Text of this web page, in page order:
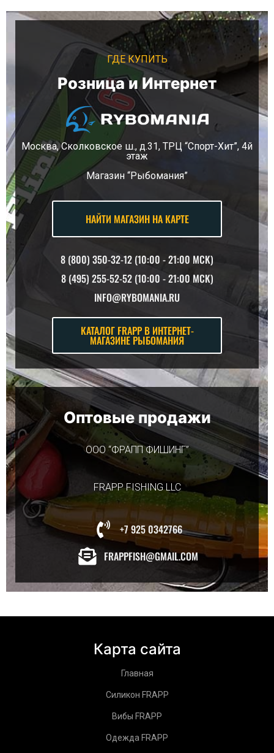
ГДЕ КУПИТЬ
Розница и Интернет
Москва, Сколковское ш., д.31, ТРЦ “Спорт-Хит”, 4й
этаж
Магазин “Рыбомания”
НАЙТИ МАГАЗИН НА КАРТЕ
8 (800) 350-32-12 (10:00 - 21:00 MCK)
8 (495) 255-52-52 (10:00 - 21:00 MCK)
INFO@RYBOMANIA.RU
КАТАЛОГ FRAPP В ИНТЕРНЕТ-
МАГАЗИНЕ РЫБОМАНИЯ
Оптовые продажи
ООО “ФРАПП ФИШИНГ”
FRAPP FISHING LLC
+7 925 0342766
FRAPPFISH@GMAIL.COM
Карта сайта
Главная
Силикон FRAPP
Вибы FRAPP
Одежда FRAPP